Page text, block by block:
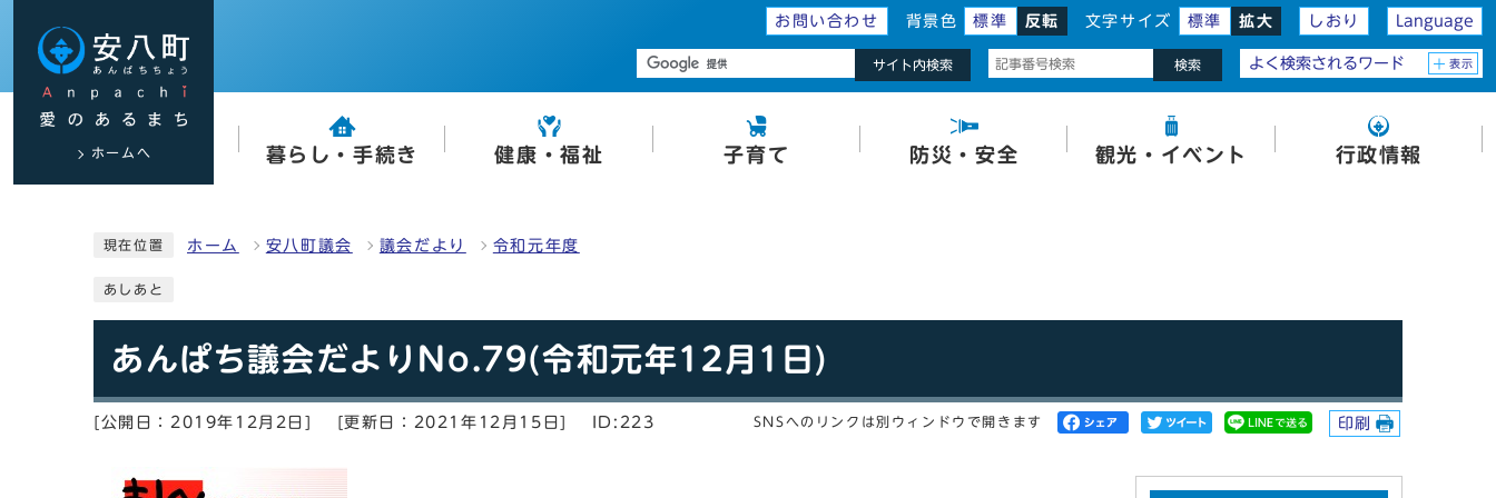
お問い合わせ 背景色 標準 反転 文字サイズ 標準 拡大 しおり Language
ホームへ
サイト内検索 検索 よく検索されるワード 表示
暮らし・手続き 健康・福祉 子育て 防災・安全 観光・イベント 行政情報
現在位置 ホーム 安八町議会 議会だより 令和元年度
あしあと
あんぱち議会だよりNo.79(令和元年12月1日)
[公開日：2019年12月2日] [更新日：2021年12月15日] ID:223 SNSへのリンクは別ウィンドウで開きます 印刷